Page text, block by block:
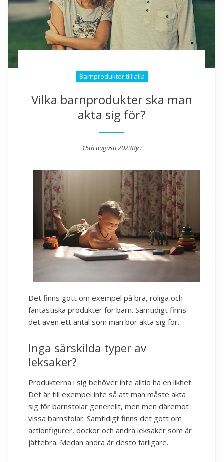
Barnprodukter till alla
Vilka barnprodukter ska man
akta sig för?
15th augusti 2023By :
Det finns gott om exempel på bra, roliga och
fantastiska produkter för barn. Samtidigt finns
det även ett antal som man bör akta sig för.
Inga särskilda typer av
leksaker?
Produkterna i sig behöver inte alltid ha en likhet.
Det är till exempel inte så att man måste akta
sig för barnstolar generellt, men men däremot
vissa barnstolar. Samtidigt finns det gott om
actionfigurer, dockor och andra leksaker som är
jättebra. Medan andra är desto farligare.